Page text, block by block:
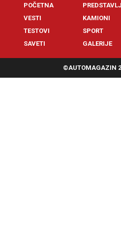
POČETNA
VESTI
TESTOVI
SAVETI
KAMIONI
SPORT
GALERIJE
©AUTOMAGAZIN